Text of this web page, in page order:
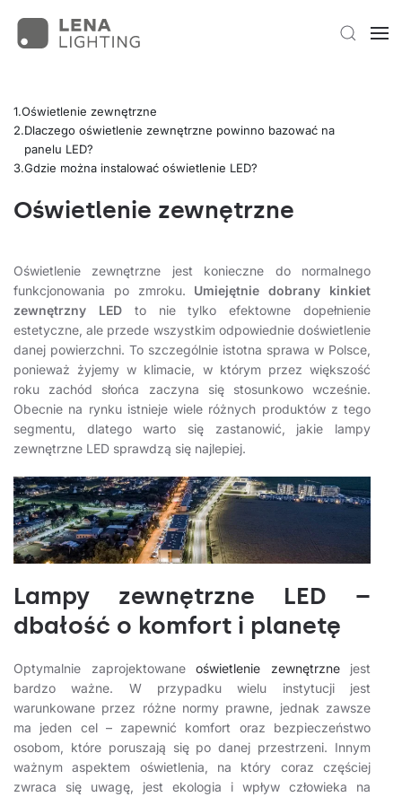
Oświetlenie zewnętrzne
Dlaczego oświetlenie zewnętrzne powinno bazować na
panelu LED?
Gdzie można instalować oświetlenie LED?
Oświetlenie zewnętrzne
Oświetlenie zewnętrzne jest konieczne do normalnego
funkcjonowania po zmroku. Umiejętnie dobrany kinkiet
zewnętrzny LEDto nie tylko efektowne dopełnienie
estetyczne, ale przede wszystkim odpowiednie doświetlenie
danej powierzchni. To szczególnie istotna sprawa w Polsce,
ponieważ żyjemy w klimacie, w którym przez większość
roku zachód słońca zaczyna się stosunkowo wcześnie.
Obecnie na rynku istnieje wiele różnych produktów z tego
segmentu, dlatego warto się zastanowić, jakie lampy
zewnętrzne LED sprawdzą się najlepiej.
Lampy zewnętrzne LED –
dbałość o komfort i planetę
Optymalnie zaprojektowane oświetlenie zewnętrznejest
bardzo ważne. W przypadku wielu instytucji jest
warunkowane przez różne normy prawne, jednak zawsze
ma jeden cel – zapewnić komfort oraz bezpieczeństwo
osobom, które poruszają się po danej przestrzeni. Innym
ważnym aspektem oświetlenia, na który coraz częściej
zwraca się uwagę, jest ekologia i wpływ człowieka na